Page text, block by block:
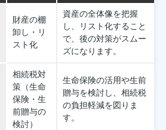
財産の棚
卸し・リ
スト化
資産の全体像を把握
し、リスト化すること
で、後の対策がスムー
ズになります。
相続税対
策（生命
保険・生
前贈与の
検討）
生命保険の活用や生前
贈与を検討し、相続税
の負担軽減を図りま
す。